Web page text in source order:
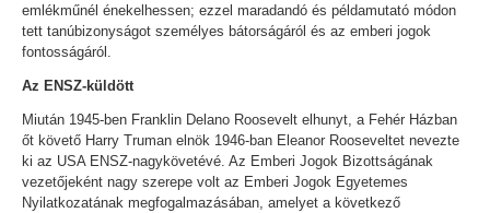
emlékműnél énekelhessen; ezzel maradandó és példamutató módon
tett tanúbizonyságot személyes bátorságáról és az emberi jogok
fontosságáról.
Az ENSZ-küldött
Miután 1945-ben Franklin Delano Roosevelt elhunyt, a Fehér Házban
őt követő Harry Truman elnök 1946-ban Eleanor Rooseveltet nevezte
ki az USA ENSZ-nagykövetévé. Az Emberi Jogok Bizottságának
vezetőjeként nagy szerepe volt az Emberi Jogok Egyetemes
Nyilatkozatának megfogalmazásában, amelyet a következő